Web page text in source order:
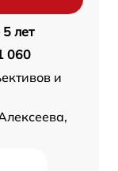
5 лет
060
и